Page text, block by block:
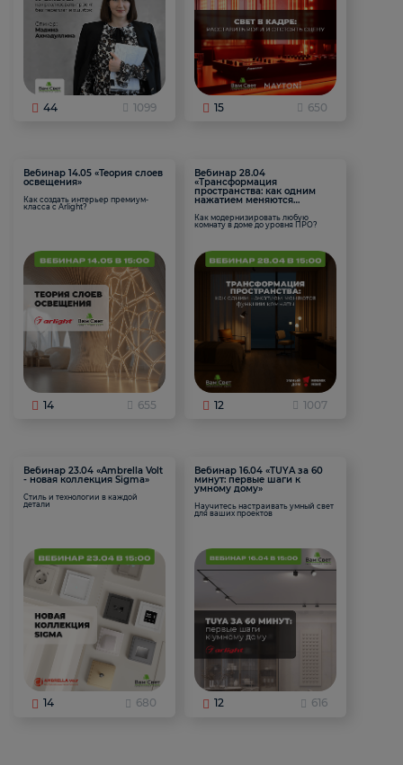
44 1099 15 650
Вебинар 14.05 «Теория слоев
освещения»
Как создать интерьер премиум-
класса с Arlight?
14 655
Вебинар 28.04
«Трансформация
пространства: как одним
нажатием меняются
Как модернизировать любую
комнату в доме до уровня ПРО?
12 1007
Вебинар 23.04 «Ambrella Volt
- новая коллекция Sigma»
Стиль и технологии в каждой
детали
14 680
Вебинар 16.04 «TUYA за 60
минут: первые шаги к
умному дому»
Научитесь настраивать умный свет
для ваших проектов
12 616